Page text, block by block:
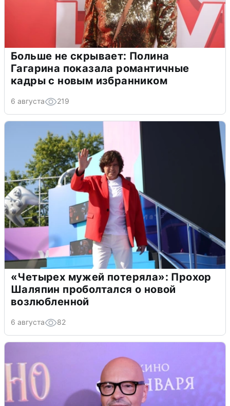
Больше не скрывает: Полина
Гагарина показала романтичные
кадры с новым избранником
6 августа 219
«Четырех мужей потеряла»: Прохор
Шаляпин проболтался о новой
возлюбленной
6 августа 82